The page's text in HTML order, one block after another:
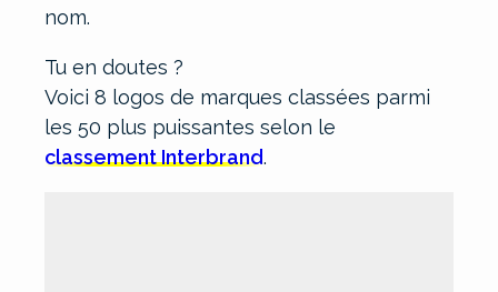
nom.
Tu en doutes ?
Voici 8 logos de marques classées parmi
les 50 plus puissantes selon le
classement Interbrand.